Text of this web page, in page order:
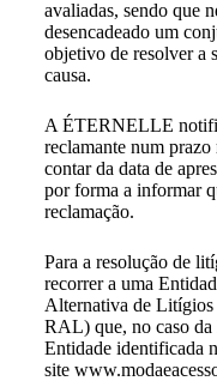
avaliadas, sendo que
desencadeado um
objetivo de resolver a
causa.
A ÉTERNELLE
reclamante num
contar da data de
por forma a informar
reclamação.
Para a resolução de
recorrer a uma
Alternativa de
RAL) que, no caso
Entidade identificada
site